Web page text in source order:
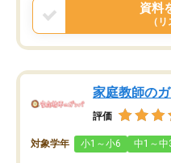
資料
（
家庭教師の
評価
対象学年 小1～小6 中1～中